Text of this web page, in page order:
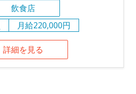
飲食店
月給220,000円
詳細を見る